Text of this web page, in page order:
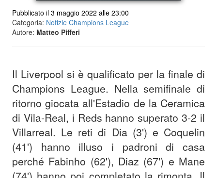
Pubblicato il 3 maggio 2022 alle 23:00
Categoria: Notizie Champions League
Autore: Matteo Pifferi
Il Liverpool si è qualificato per la finale di
Champions League. Nella semifinale di
ritorno giocata all'Estadio de la Ceramica
di Vila-Real, i Reds hanno superato 3-2 il
Villarreal. Le reti di Dia (3') e Coquelin
(41') hanno illuso i padroni di casa
perché Fabinho (62'), Diaz (67') e Mane